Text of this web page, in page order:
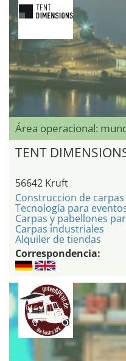
Área operacional:
TENT
56642 Kruft
Construccion de carpas
Tecnología para
Carpas y pabellones
Carpas industriales
Alquiler de tiendas
Correspondencia: